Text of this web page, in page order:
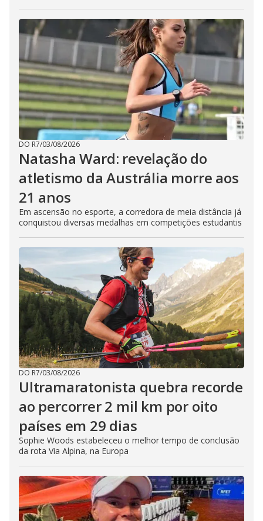
DO R7/03/08/2026
Natasha Ward: revelação do
atletismo da Austrália morre aos
21 anos
Em ascensão no esporte, a corredora de meia distância já
conquistou diversas medalhas em competições estudantis
DO R7/03/08/2026
Ultramaratonista quebra recorde
ao percorrer 2 mil km por oito
países em 29 dias
Sophie Woods estabeleceu o melhor tempo de conclusão
da rota Via Alpina, na Europa